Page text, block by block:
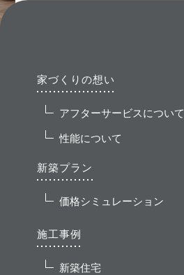
家づくりの想い
アフターサービスについて
性能について
新築プラン
価格シミュレーション
施工事例
新築住宅